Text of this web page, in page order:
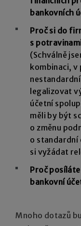
bankovních
Proč si do
s
(Schválně
kombinaci, v
legalizovat
účetní
měli by být
o změnu
o standardní
si vyžádat
Proč
bankovní
Mnoho dotazů